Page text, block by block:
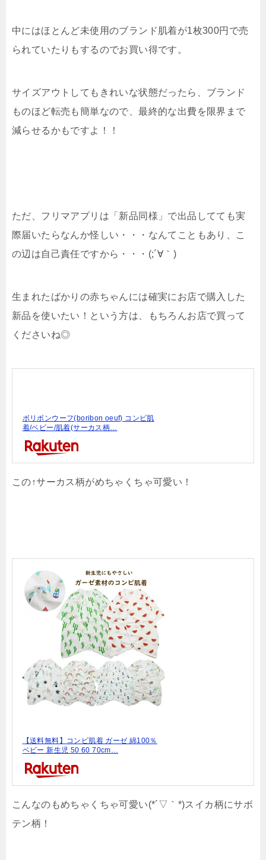
中にはほとんど未使用のブランド肌着が1枚300円で売
られていたりもするのでお買い得です。
サイズアウトしてもきれいな状態だったら、ブランド
ものほど転売も簡単なので、最終的な出費を限界まで
減らせるかもですよ！！
ただ、フリマアプリは「新品同様」で出品してても実
際届いたらなんか怪しい・・・なんてこともあり、こ
の辺は自己責任ですから・・・(;´∀｀)
生まれたばかりの赤ちゃんには確実にお店で購入した
新品を使いたい！という方は、もちろんお店で買って
くださいね◎
ボリボンウーフ(boribon oeuf) コンビ肌
着/ベビー/肌着(サーカス柄…
この↑サーカス柄がめちゃくちゃ可愛い！
【送料無料】コンビ肌着 ガーゼ 綿100％
ベビー 新生児 50 60 70cm…
こんなのもめちゃくちゃ可愛い(*´▽｀*)スイカ柄にサボ
テン柄！